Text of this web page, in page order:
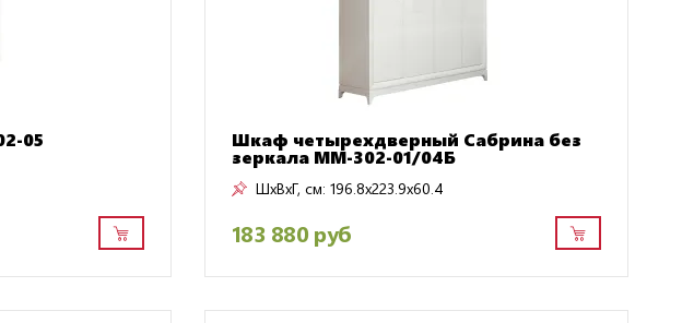
05 Шкаф четырехдверный Сабрина без
зеркала ММ-302-01/04Б
ШxВxГ, см: 196.8x223.9x60.4
183 880 руб